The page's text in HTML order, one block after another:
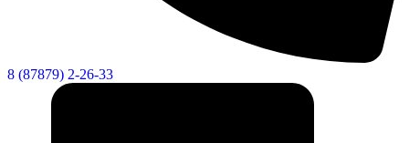
8 (87879) 2-26-33